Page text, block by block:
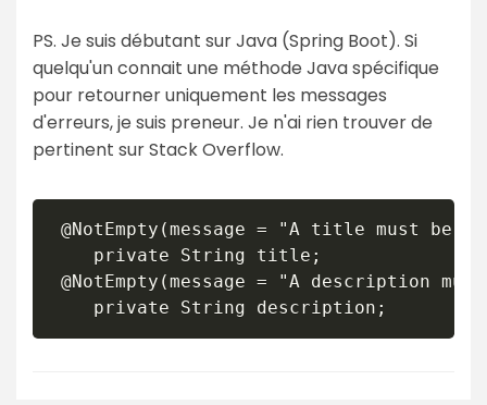
PS. Je suis débutant sur Java (Spring Boot). Si
quelqu'un connait une méthode Java spécifique
pour retourner uniquement les messages
d'erreurs, je suis preneur. Je n'ai rien trouver de
pertinent sur Stack Overflow.
@NotEmpty(message = "A title must be
    private String title;
@NotEmpty(message = "A description